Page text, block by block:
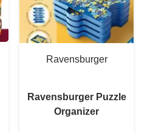
Ravensburger
Ravensburger Puzzle
Organizer